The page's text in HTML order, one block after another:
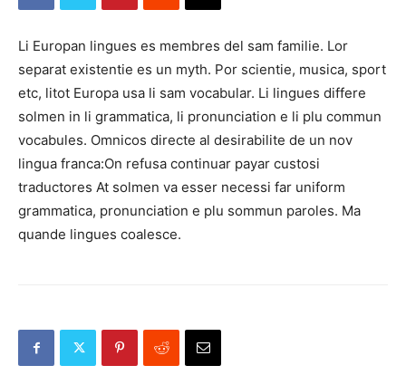
Li Europan lingues es membres del sam familie. Lor
separat existentie es un myth. Por scientie, musica, sport
etc, litot Europa usa li sam vocabular. Li lingues differe
solmen in li grammatica, li pronunciation e li plu commun
vocabules. Omnicos directe al desirabilite de un nov
lingua franca:On refusa continuar payar custosi
traductores At solmen va esser necessi far uniform
grammatica, pronunciation e plu sommun paroles. Ma
quande lingues coalesce.